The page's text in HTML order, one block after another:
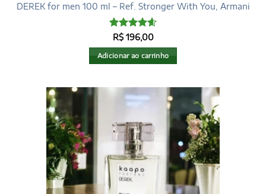
DEREK for men 100 ml – Ref. Stronger With You, Armani
Avaliação
4.6de 5
R$196,00
Adicionar ao carrinho